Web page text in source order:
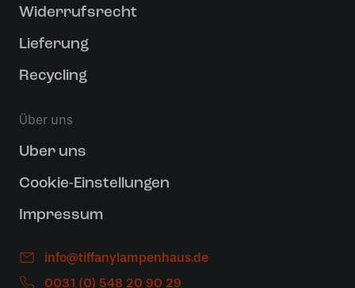
Widerrufsrecht
Lieferung
Recycling
Über uns
Uber uns
Cookie-Einstellungen
Impressum
info@tiffanylampenhaus.de
0031 (0) 548 20 90 29